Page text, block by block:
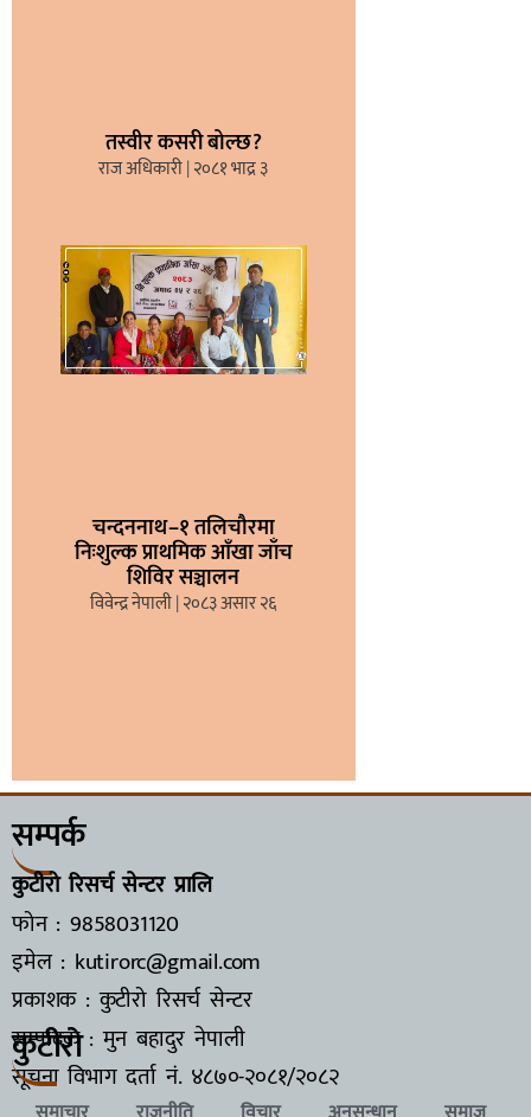
तस्वीर कसरी बोल्छ?
राज अधिकारी २०८१ भाद्र ३
चन्दननाथ–१ तलिचौरमा
निःशुल्क प्राथमिक आँखा जाँच
शिविर सञ्चालन
विवेन्द्र नेपाली २०८३ असार २६
सम्पर्क
कुटीरो रिसर्च सेन्टर प्रालि
फोन : 9858031120
इमेल : kutirorc@gmail.com
प्रकाशक : कुटीरो रिसर्च सेन्टर
सम्पादक : मुन बहादुर नेपाली
सूचना विभाग दर्ता नं. ४८७०-२०८१/२०८२
कुटीरो